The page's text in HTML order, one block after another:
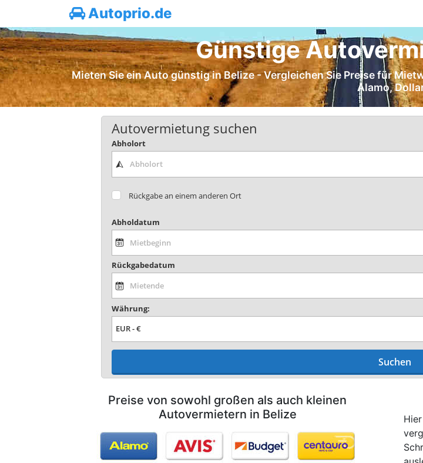
Autoprio.de
Günstige
Mieten Sie ein Auto günstig in Belize - Vergleichen Sie Preise für
Alamo,
Autovermietung suchen
Abholort
Rückgabe an einem anderen Ort
Abholdatum
Rückgabedatum
Währung:
Suchen
Preise von sowohl großen als auch kleinen
Autovermietern in Belize